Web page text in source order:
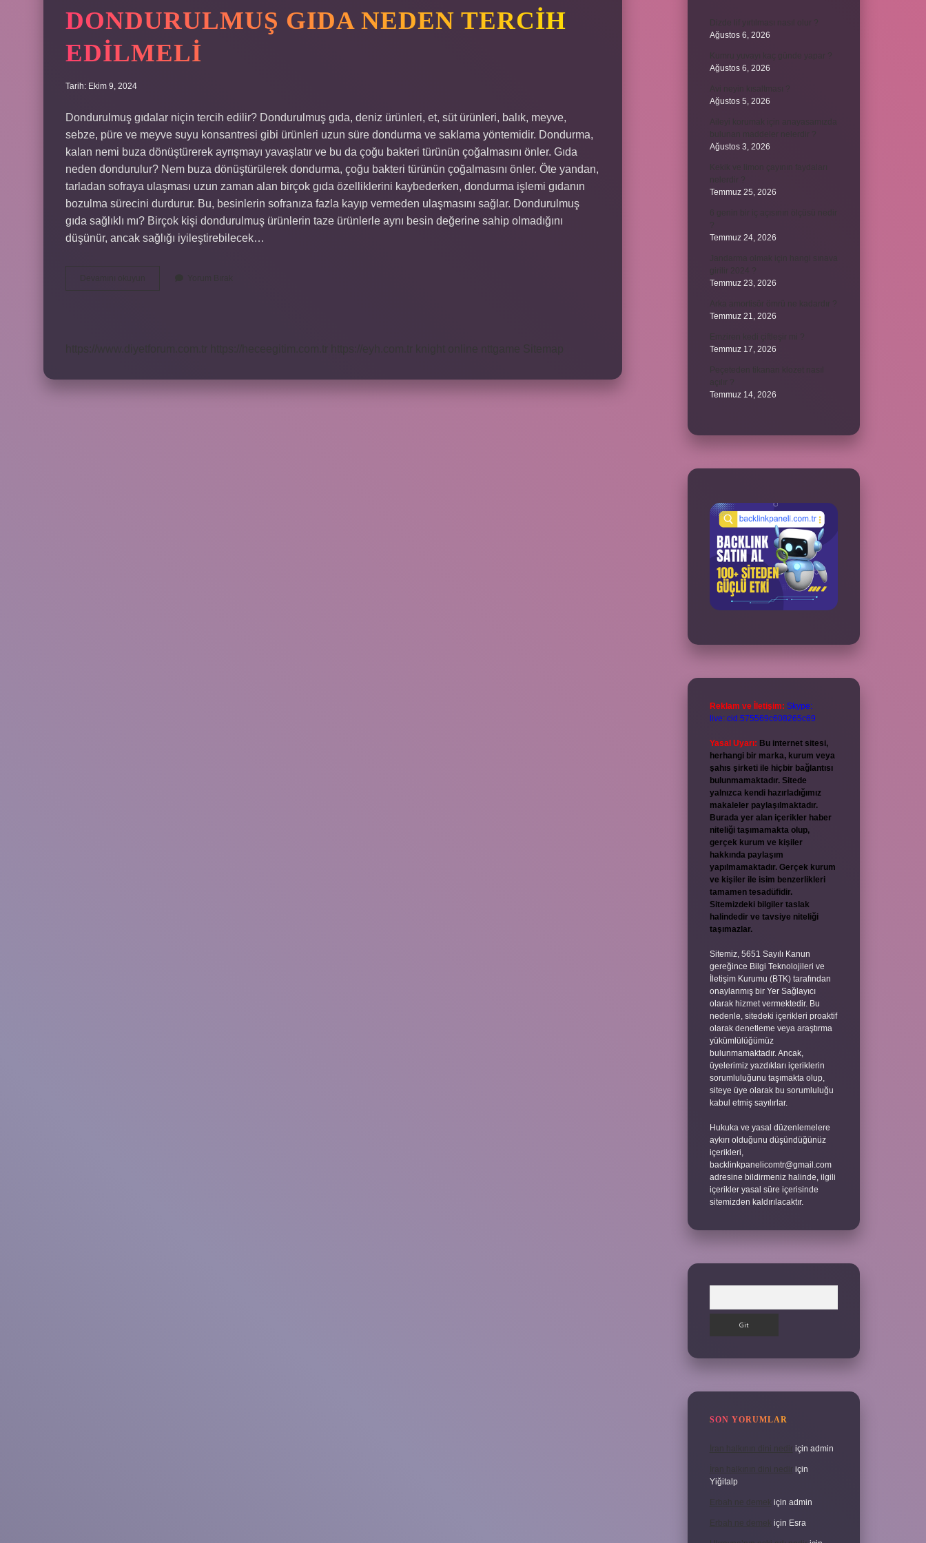
DONDURULMUŞ GIDA NEDEN TERCIH
EDILMELI
Tarih: Ekim 9, 2024
Dondurulmuş gıdalar niçin tercih edilir? Dondurulmuş gıda, deniz ürünleri, et, süt ürünleri, balık, meyve,
sebze, püre ve meyve suyu konsantresi gibi ürünleri uzun süre dondurma ve saklama yöntemidir. Dondurma,
kalan nemi buza dönüştürerek ayrışmayı yavaşlatır ve bu da çoğu bakteri türünün çoğalmasını önler. Gıda
neden dondurulur? Nem buza dönüştürülerek dondurma, çoğu bakteri türünün çoğalmasını önler. Öte yandan,
tarladan sofraya ulaşması uzun zaman alan birçok gıda özelliklerini kaybederken, dondurma işlemi gıdanın
bozulma sürecini durdurur. Bu, besinlerin sofranıza fazla kayıp vermeden ulaşmasını sağlar. Dondurulmuş
gıda sağlıklı mı? Birçok kişi dondurulmuş ürünlerin taze ürünlerle aynı besin değerine sahip olmadığını
düşünür, ancak sağlığı iyileştirebilecek…
Ağustos 6, 2026
Ağustos 6, 2026
Ağustos 5, 2026
Ağustos 3, 2026
Temmuz 25, 2026
Temmuz 24, 2026
Temmuz 23, 2026
Temmuz 21, 2026
Temmuz 17, 2026
Temmuz 14, 2026
Reklam ve İletişim: Skype:
live:.cid.575569c608265c69
Yasal Uyarı: Bu internet sitesi,
herhangi bir marka, kurum veya
şahıs şirketi ile hiçbir bağlantısı
bulunmamaktadır. Sitede
yalnızca kendi hazırladığımız
makaleler paylaşılmaktadır.
Burada yer alan içerikler haber
niteliği taşımamakta olup,
gerçek kurum ve kişiler
hakkında paylaşım
yapılmamaktadır. Gerçek kurum
ve kişiler ile isim benzerlikleri
tamamen tesadüfidir.
Sitemizdeki bilgiler taslak
halindedir ve tavsiye niteliği
taşımazlar.
Sitemiz, 5651 Sayılı Kanun
gereğince Bilgi Teknolojileri ve
İletişim Kurumu (BTK) tarafından
onaylanmış bir Yer Sağlayıcı
olarak hizmet vermektedir. Bu
nedenle, sitedeki içerikleri proaktif
olarak denetleme veya araştırma
yükümlülüğümüz
bulunmamaktadır. Ancak,
üyelerimiz yazdıkları içeriklerin
sorumluluğunu taşımakta olup,
siteye üye olarak bu sorumluluğu
kabul etmiş sayılırlar.
Hukuka ve yasal düzenlemelere
aykırı olduğunu düşündüğünüz
içerikleri,
backlinkpanelicomtr@gmail.com
adresine bildirmeniz halinde, ilgili
içerikler yasal süre içerisinde
sitemizden kaldırılacaktır.
SON YORUMLAR
İran halkının dini nedir için admin
İran halkının dini nedir için
Yiğitalp
Erbah ne demek için admin
Erbah ne demek için Esra